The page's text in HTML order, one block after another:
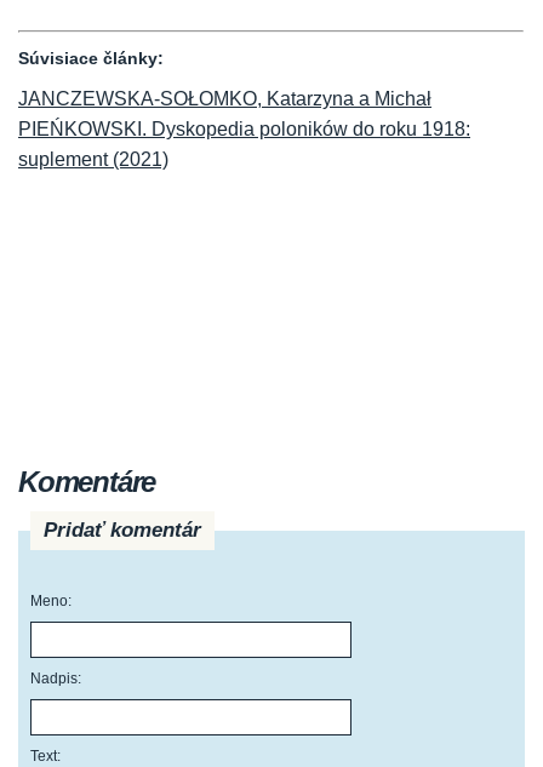
Súvisiace články:
JANCZEWSKA-SOŁOMKO, Katarzyna a Michał
PIEŃKOWSKI. Dyskopedia poloników do roku 1918:
suplement (2021)
Komentáre
Pridať komentár
Meno:
Nadpis:
Text: